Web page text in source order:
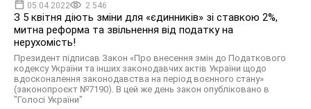
05.04.2022 2 546
З 5 квітня діють зміни для «єдинників» зі ставкою 2%,
митна реформа та звільнення від податку на
нерухомість!
Президент підписав Закон «Про внесення змін до Податкового
кодексу України та інших законодавчих актів України щодо
вдосконалення законодавства на період воєнного стану»
(законопроєкт №7190). В цей же день закон опубліковано в
"Голосі України"